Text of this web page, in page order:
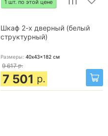
1 шт. по этой цене
Шкаф 2-х дверный (белый
структурный)
Размеры: 40x43x182 см
9 617 р.
7 501 р.